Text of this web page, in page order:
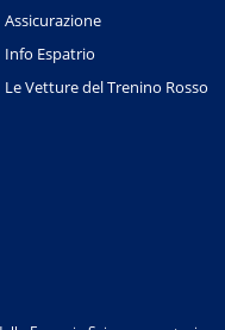
Assicurazione
Info Espatrio
Le Vetture del Trenino Rosso